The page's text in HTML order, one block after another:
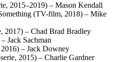
2015–2019) – Mason Kendall
(TV-film, 2018) – Mike
2017) – Chad Brad Bradley
Jack Sachman
– Jack Downey
2015) – Charlie Gardner